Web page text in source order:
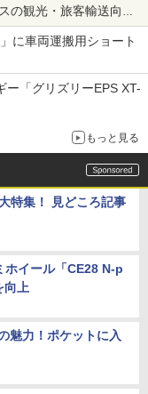
の観光・旅客輸送向け
に車両運搬用ショート
ー「グリズリーEPS XT-
もっと見る
特集！ 見どころ記事
ホイール「CE28 N-p
向上
魅力！ポケットに入